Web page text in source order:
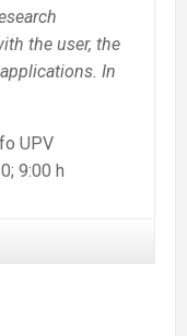
the user, the
In
UPV
9:00 h